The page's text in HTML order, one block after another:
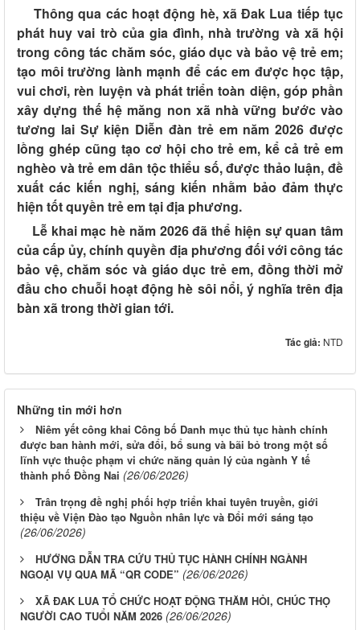
Thông qua các hoạt động hè, xã Đak Lua tiếp tục
phát huy vai trò của gia đình, nhà trường và xã hội
trong công tác chăm sóc, giáo dục và bảo vệ trẻ em;
tạo môi trường lành mạnh để các em được học tập,
vui chơi, rèn luyện và phát triển toàn diện, góp phần
xây dựng thế hệ măng non xã nhà vững bước vào
tương lai Sự kiện Diễn đàn trẻ em năm 2026 được
lồng ghép cũng tạo cơ hội cho trẻ em, kể cả trẻ em
nghèo và trẻ em dân tộc thiểu số, được thảo luận, đề
xuất các kiến nghị, sáng kiến nhằm bảo đảm thực
hiện tốt quyền trẻ em tại địa phương.
Lễ khai mạc hè năm 2026 đã thể hiện sự quan tâm
của cấp ủy, chính quyền địa phương đối với công tác
bảo vệ, chăm sóc và giáo dục trẻ em, đồng thời mở
đầu cho chuỗi hoạt động hè sôi nổi, ý nghĩa trên địa
bàn xã trong thời gian tới.
Tác giả: NTD
Những tin mới hơn
Niêm yết công khai Công bố Danh mục thủ tục hành chính
được ban hành mới, sửa đổi, bổ sung và bãi bỏ trong một số
lĩnh vực thuộc phạm vi chức năng quản lý của ngành Y tế
thành phố Đồng Nai (26/06/2026)
Trân trọng đề nghị phối hợp triển khai tuyên truyền, giới
thiệu về Viện Đào tạo Nguồn nhân lực và Đổi mới sáng tạo
(26/06/2026)
HƯỚNG DẪN TRA CỨU THỦ TỤC HÀNH CHÍNH NGÀNH
NGOẠI VỤ QUA MÃ “QR CODE” (26/06/2026)
XÃ ĐAK LUA TỔ CHỨC HOẠT ĐỘNG THĂM HỎI, CHÚC THỌ
NGƯỜI CAO TUỔI NĂM 2026 (26/06/2026)